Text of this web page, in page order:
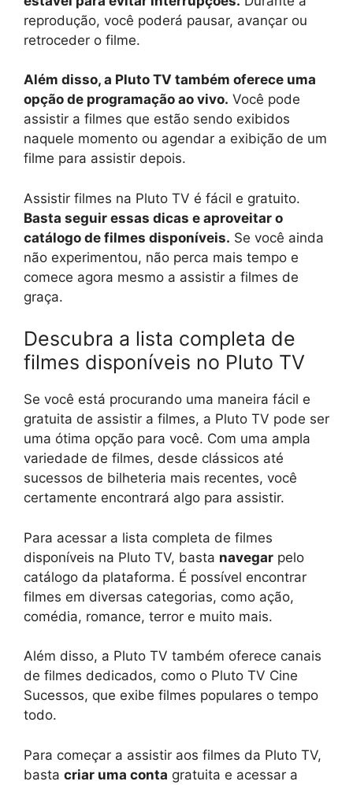
reprodução, você poderá pausar, avançar ou
retroceder o filme.
Além disso, a Pluto TV também oferece uma
opção de programação ao vivo. Você pode
assistir a filmes que estão sendo exibidos
naquele momento ou agendar a exibição de um
filme para assistir depois.
Assistir filmes na Pluto TV é fácil e gratuito.
Basta seguir essas dicas e aproveitar o
catálogo de filmes disponíveis. Se você ainda
não experimentou, não perca mais tempo e
comece agora mesmo a assistir a filmes de
graça.
Descubra a lista completa de
filmes disponíveis no Pluto TV
Se você está procurando uma maneira fácil e
gratuita de assistir a filmes, a Pluto TV pode ser
uma ótima opção para você. Com uma ampla
variedade de filmes, desde clássicos até
sucessos de bilheteria mais recentes, você
certamente encontrará algo para assistir.
Para acessar a lista completa de filmes
disponíveis na Pluto TV, basta navegar pelo
catálogo da plataforma. É possível encontrar
filmes em diversas categorias, como ação,
comédia, romance, terror e muito mais.
Além disso, a Pluto TV também oferece canais
de filmes dedicados, como o Pluto TV Cine
Sucessos, que exibe filmes populares o tempo
todo.
Para começar a assistir aos filmes da Pluto TV,
basta criar uma conta gratuita e acessar a